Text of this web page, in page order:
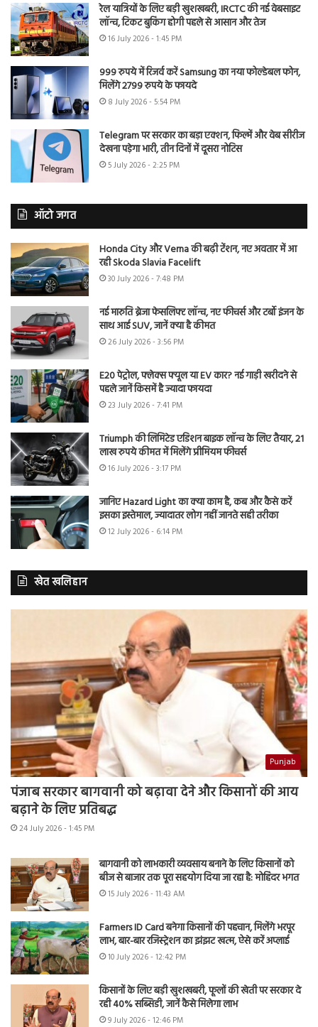
रेल यात्रियों के लिए बड़ी खुशखबरी, IRCTC की नई वेबसाइट
लॉन्च, टिकट बुकिंग होगी पहले से आसान और तेज
16 July 2026 - 1:45 PM
999 रुपये में रिजर्व करें Samsung का नया फोल्डेबल फोन,
मिलेंगे 2799 रुपये के फायदे
8 July 2026 - 5:54 PM
Telegram पर सरकार का बड़ा एक्शन, फिल्में और वेब सीरीज
देखना पड़ेगा भारी, तीन दिनों में दूसरा नोटिस
5 July 2026 - 2:25 PM
ऑटो जगत
Honda City और Verna की बढ़ी टेंशन, नए अवतार में आ
रही Skoda Slavia Facelift
30 July 2026 - 7:48 PM
नई मारुति ब्रेजा फेसलिफ्ट लॉन्च, नए फीचर्स और टर्बो इंजन के
साथ आई SUV, जानें क्या है कीमत
26 July 2026 - 3:56 PM
E20 पेट्रोल, फ्लेक्स फ्यूल या EV कार? नई गाड़ी खरीदने से
पहले जानें किसमें है ज्यादा फायदा
23 July 2026 - 7:41 PM
Triumph की लिमिटेड एडिशन बाइक लॉन्च के लिए तैयार, 21
लाख रुपये कीमत में मिलेंगे प्रीमियम फीचर्स
16 July 2026 - 3:17 PM
जानिए Hazard Light का क्या काम है, कब और कैसे करें
इसका इस्तेमाल, ज्यादातर लोग नहीं जानते सही तरीका
12 July 2026 - 6:14 PM
खेत खलिहान
Punjab
पंजाब सरकार बागवानी को बढ़ावा देने और किसानों की आय
बढ़ाने के लिए प्रतिबद्ध
24 July 2026 - 1:45 PM
बागवानी को लाभकारी व्यवसाय बनाने के लिए किसानों को
बीज से बाजार तक पूरा सहयोग दिया जा रहा है: मोहिंदर भगत
15 July 2026 - 11:43 AM
Farmers ID Card बनेगा किसानों की पहचान, मिलेंगे भरपूर
लाभ, बार-बार रजिस्ट्रेशन का झंझट खत्म, ऐसे करें अप्लाई
10 July 2026 - 12:42 PM
किसानों के लिए बड़ी खुशखबरी, फूलों की खेती पर सरकार दे
रही 40% सब्सिडी, जानें कैसे मिलेगा लाभ
9 July 2026 - 12:46 PM